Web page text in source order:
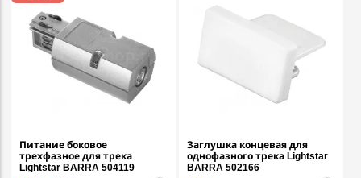
Питание боковое
трехфазное для трека
Lightstar BARRA 504119
Заглушка концевая для
однофазного трека Lightstar
BARRA 502166